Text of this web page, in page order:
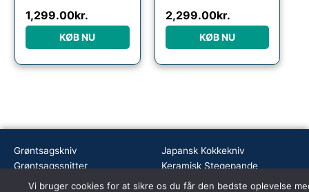
1,299.00kr.
KØB NU
2,299.00kr.
KØB NU
Grøntsagskniv
Grøntsagssnitter
Guld Bestik
Japansk Kokkekniv
Keramisk Stegepande
Keramisk Strygestål
Vi bruger cookies for at sikre os du får den bedste oplevelse